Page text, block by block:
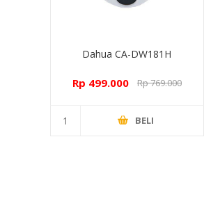
Dahua CA-DW181H
Rp 499.000 Rp 769.000
BELI